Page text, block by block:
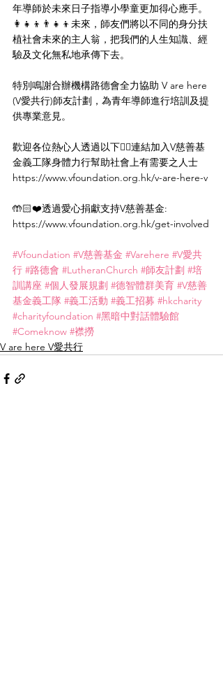
年導師於未來日子指導小學童更加得心應手。
👩‍👧‍👦👨‍👧‍👦未來，師友們將以不同的身分扶
植社會未來的主人翁，把我們的人生知識、經
驗及文化無私地承傳下去。
特別鳴謝合辦機構路德會全力協助 V are here
(V愛共行)師友計劃，為青年導師進行培訓及提
供專業意見。
歡迎各位熱心人透過以下👇🏻連結加入V慈善基
金義工隊身體力行幫助社會上有需要之人士
https://www.vfoundation.org.hk/v-are-here-v
🤲🏻❤️透過愛心捐獻支持V慈善基金:
https://www.vfoundation.org.hk/get-involved
#Vfoundation #V慈善基金 #Varehere #V愛共
行 #路德會 #LutheranChurch #師友計劃 #培
訓講座 #個人發展規劃 #德智體群美育 #V慈善
基金義工隊 #義工活動 #義工招募 #hkcharity
#charityfoundation #黑暗中對話體驗館
#Comeknow #襟撈
V are here V愛共行